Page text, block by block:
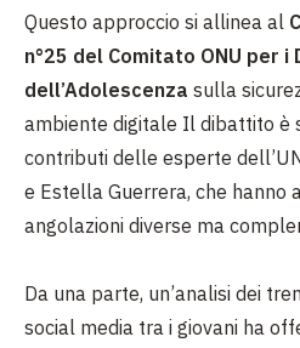
Questo approccio si allinea al
n°25 del Comitato ONU per
dell’Adolescenza sulla
ambiente digitale Il dibattito è
contributi delle esperte
e Estella Guerrera, che
angolazioni diverse ma
Da una parte, un’analisi dei
social media tra i giovani ha